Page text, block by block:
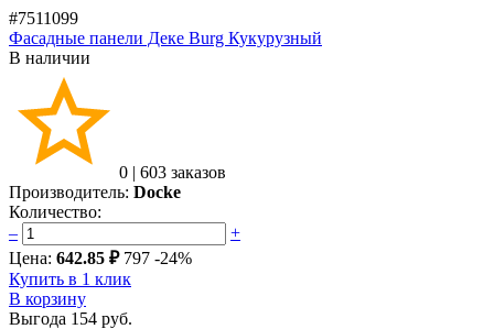
#7511099
Фасадные панели Деке Burg Кукурузный
В наличии
0 | 603 заказов
Производитель: Docke
Количество:
–
+
Цена: 642.85 ₽ 797 -24%
Купить в 1 клик
В корзину
Выгода 154 руб.